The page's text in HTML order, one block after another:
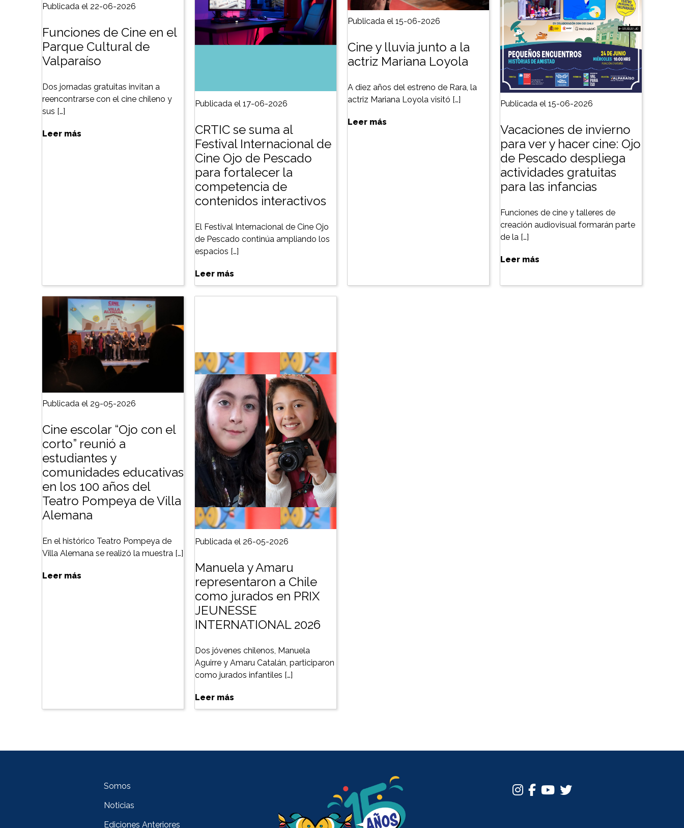
Publicada el 22-06-2026
Funciones de Cine en el
Parque Cultural de
Valparaíso
Dos jornadas gratuitas invitan a
reencontrarse con el cine chileno y
sus […]
Leer más
Publicada el 17-06-2026
CRTIC se suma al
Festival Internacional de
Cine Ojo de Pescado
para fortalecer la
competencia de
contenidos interactivos
El Festival Internacional de Cine Ojo
de Pescado continúa ampliando los
espacios […]
Leer más
Publicada el 15-06-2026
Cine y lluvia junto a la
actriz Mariana Loyola
A diez años del estreno de Rara, la
actriz Mariana Loyola visitó […]
Leer más
Publicada el 15-06-2026
Vacaciones de invierno
para ver y hacer cine: Ojo
de Pescado despliega
actividades gratuitas
para las infancias
Funciones de cine y talleres de
creación audiovisual formarán parte
de la […]
Leer más
Publicada el 29-05-2026
Cine escolar “Ojo con el
corto” reunió a
estudiantes y
comunidades educativas
en los 100 años del
Teatro Pompeya de Villa
Alemana
En el histórico Teatro Pompeya de
Villa Alemana se realizó la muestra […]
Leer más
Publicada el 26-05-2026
Manuela y Amaru
representaron a Chile
como jurados en PRIX
JEUNESSE
INTERNATIONAL 2026
Dos jóvenes chilenos, Manuela
Aguirre y Amaru Catalán, participaron
como jurados infantiles […]
Leer más
Somos
Noticias
Ediciones Anteriores